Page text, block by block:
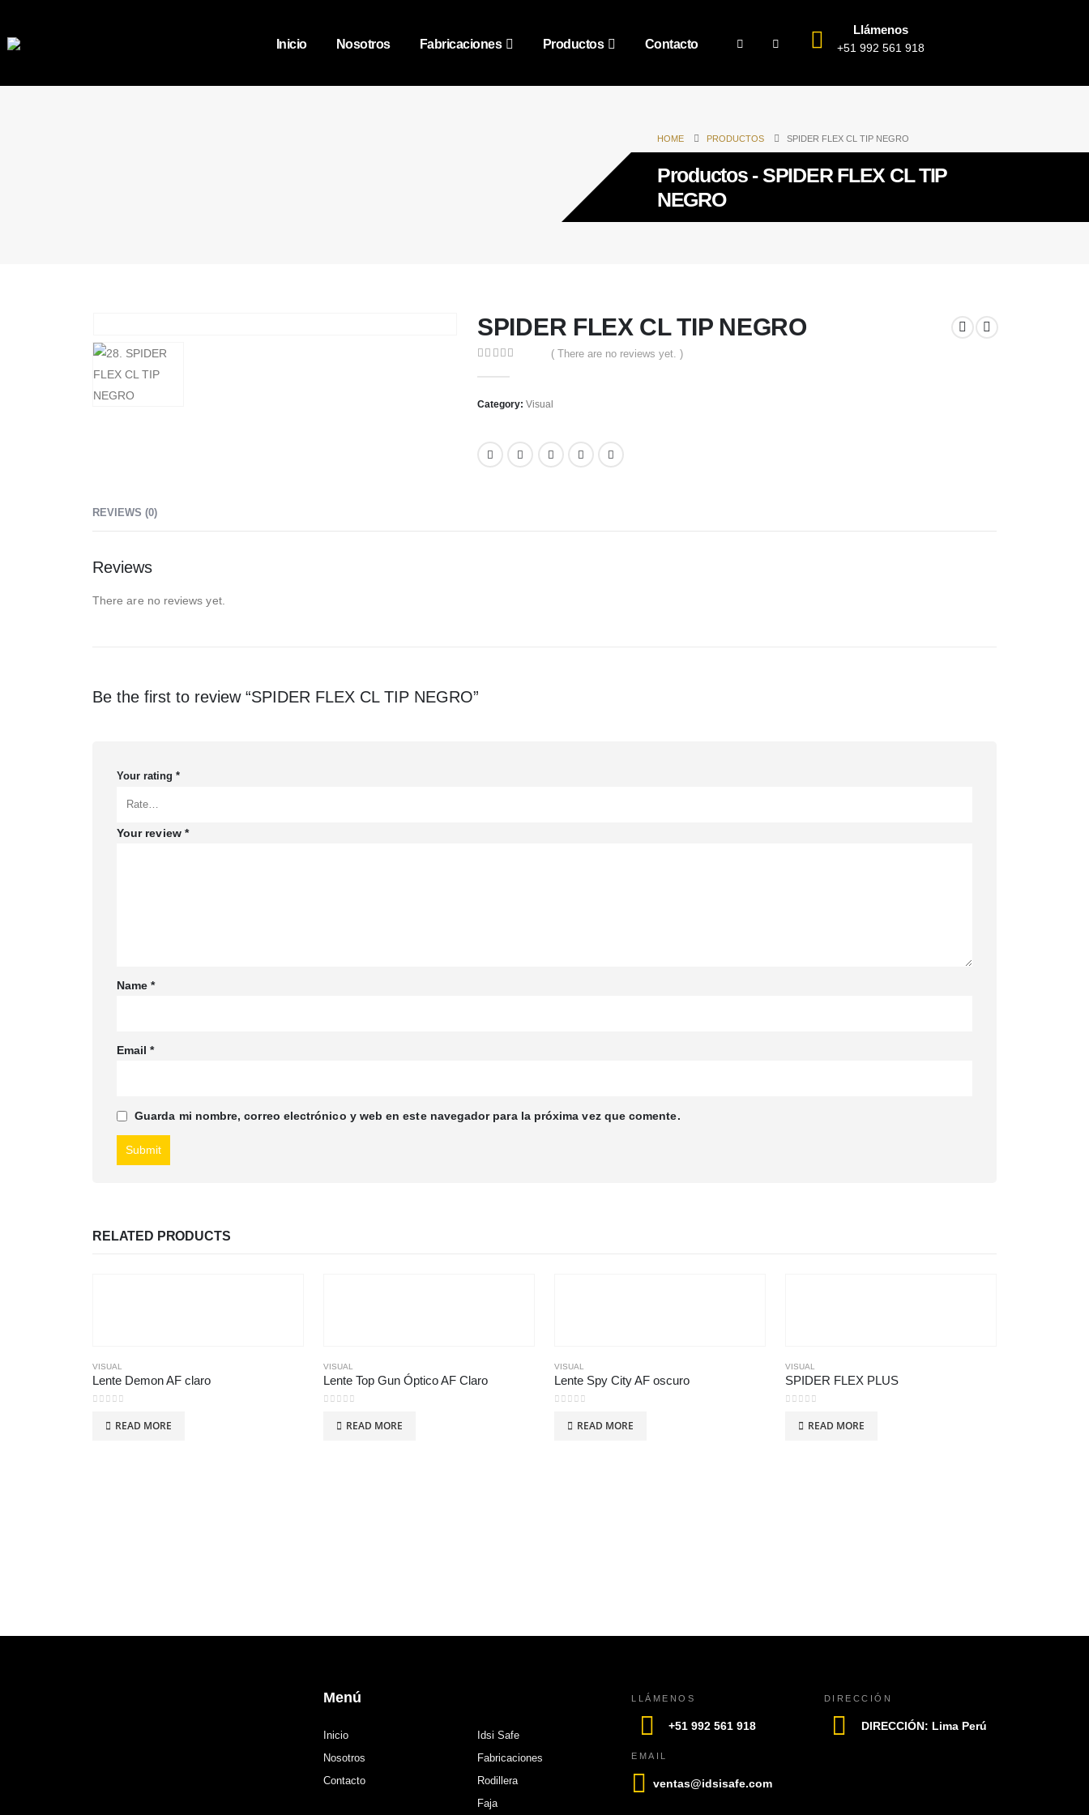
Inicio Nosotros Fabricaciones Productos Contacto
Llámenos
+51 992 561 918
HOME PRODUCTOS SPIDER FLEX CL TIP NEGRO
Productos - SPIDER FLEX CL TIP
NEGRO
SPIDER FLEX CL TIP NEGRO
( There are no reviews yet. )
Category: Visual
REVIEWS (0)
Reviews
There are no reviews yet.
Be the first to review “SPIDER FLEX CL TIP NEGRO”
Your rating *
Your review *
Name*
Email*
Guarda mi nombre, correo electrónico y web en este navegador para la próxima vez que comente.
RELATED PRODUCTS
VISUAL
Lente Demon AF claro
READ MORE
VISUAL
Lente Top Gun Óptico AF Claro
READ MORE
VISUAL
Lente Spy City AF oscuro
READ MORE
VISUAL
SPIDER FLEX PLUS
READ MORE
Menú
Inicio
Nosotros
Contacto
Idsi Safe
Fabricaciones
Rodillera
Faja
LLÁMENOS
+51 992 561 918
EMAIL
ventas@idsisafe.com
DIRECCIÓN
DIRECCIÓN: Lima Perú